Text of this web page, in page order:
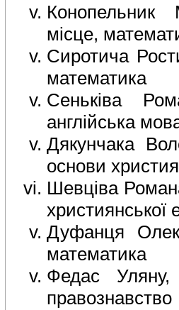
Конопельник
місце,
Сиротича
математика
Сеньківа
англійська
Дякунчака
основи
Шевціва
християнської
Дуфанця
математика
Федас
правознавство